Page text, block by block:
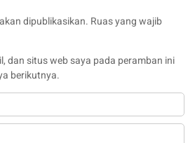
dipublikasikan. Ruas yang wajib
dan situs web saya pada peramban ini
berikutnya.